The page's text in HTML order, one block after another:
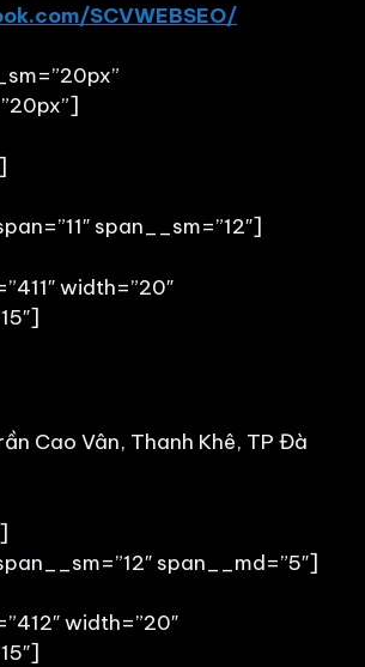
SCVWEBSEO/
span__sm=”12″]
width=”20″
Cao Vân, Thanh Khê, TP Đà
span__md=”5″]
width=”20″